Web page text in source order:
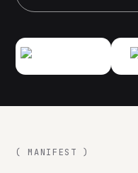
( MANIFEST )